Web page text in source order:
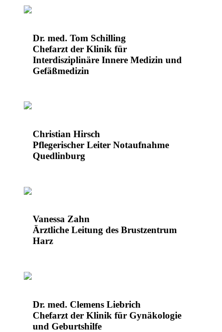
Dr. med. Tom Schilling
Chefarzt der Klinik für
Interdisziplinäre Innere Medizin und
Gefäßmedizin
Christian Hirsch
Pflegerischer Leiter Notaufnahme
Quedlinburg
Vanessa Zahn
Ärztliche Leitung des Brustzentrum
Harz
Dr. med. Clemens Liebrich
Chefarzt der Klinik für Gynäkologie
und Geburtshilfe